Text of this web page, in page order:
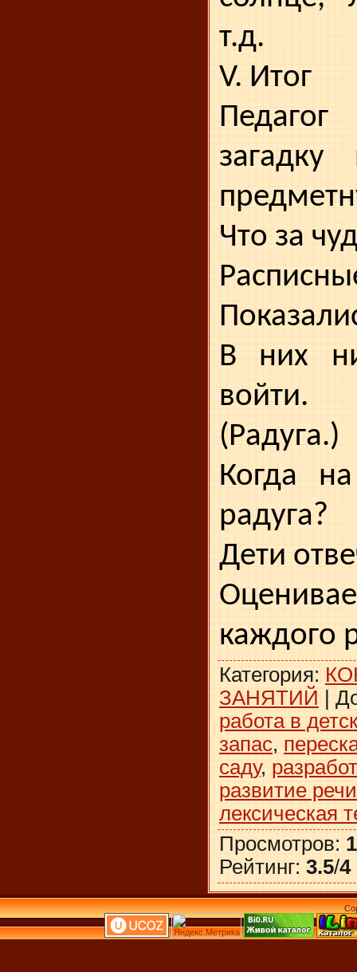
т.д.
V. Итог
загадку
Что за
В них
войти.
(Радуга.)
Когда
радуга?
Дети
каждого
Категория:
ЗАНЯТИЙ |
работа в
запас,
саду,
развитие
лексическая
Просмотров:
Рейтинг: 3.5/4